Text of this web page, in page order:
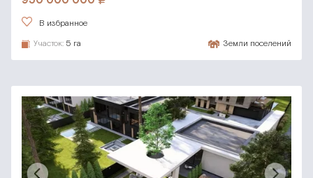
В избранное
Участок: 5 га Земли поселений